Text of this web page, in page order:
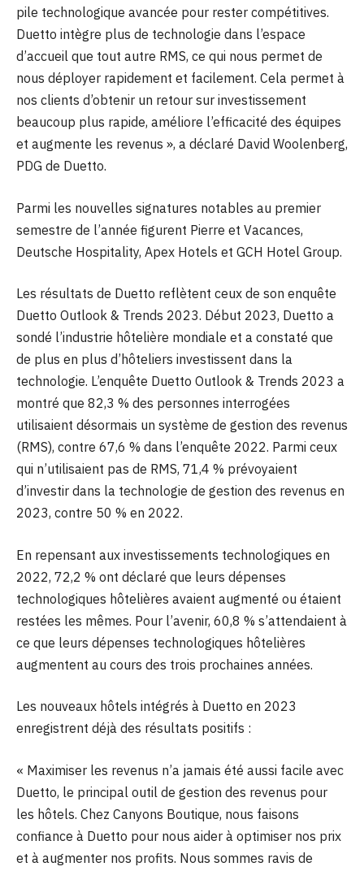
pile technologique avancée pour rester compétitives.
Duetto intègre plus de technologie dans l’espace
d’accueil que tout autre RMS, ce qui nous permet de
nous déployer rapidement et facilement. Cela permet à
nos clients d’obtenir un retour sur investissement
beaucoup plus rapide, améliore l’efficacité des équipes
et augmente les revenus », a déclaré David Woolenberg,
PDG de Duetto.
Parmi les nouvelles signatures notables au premier
semestre de l’année figurent Pierre et Vacances,
Deutsche Hospitality, Apex Hotels et GCH Hotel Group.
Les résultats de Duetto reflètent ceux de son enquête
Duetto Outlook & Trends 2023. Début 2023, Duetto a
sondé l’industrie hôtelière mondiale et a constaté que
de plus en plus d’hôteliers investissent dans la
technologie. L’enquête Duetto Outlook & Trends 2023 a
montré que 82,3 % des personnes interrogées
utilisaient désormais un système de gestion des revenus
(RMS), contre 67,6 % dans l’enquête 2022. Parmi ceux
qui n’utilisaient pas de RMS, 71,4 % prévoyaient
d’investir dans la technologie de gestion des revenus en
2023, contre 50 % en 2022.
En repensant aux investissements technologiques en
2022, 72,2 % ont déclaré que leurs dépenses
technologiques hôtelières avaient augmenté ou étaient
restées les mêmes. Pour l’avenir, 60,8 % s’attendaient à
ce que leurs dépenses technologiques hôtelières
augmentent au cours des trois prochaines années.
Les nouveaux hôtels intégrés à Duetto en 2023
enregistrent déjà des résultats positifs :
« Maximiser les revenus n’a jamais été aussi facile avec
Duetto, le principal outil de gestion des revenus pour
les hôtels. Chez Canyons Boutique, nous faisons
confiance à Duetto pour nous aider à optimiser nos prix
et à augmenter nos profits. Nous sommes ravis de